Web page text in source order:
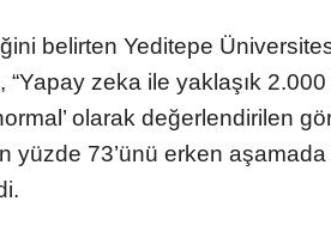
belirten Yeditepe
zeka ile yaklaşık
olarak değerlendirilen
73’ünü erken aşamada